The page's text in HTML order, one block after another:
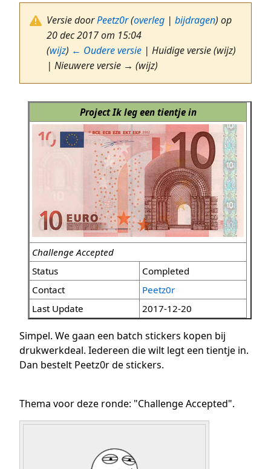
Versie doorPeetz0r(overleg | bijdragen) op
20 dec 2017 om 15:04
(wijz) ← Oudere versie | Huidige versie (wijz)
| Nieuwere versie → (wijz)
Project Ik leg een tientje in
Challenge Accepted
Status
Completed
Contact
Peetz0r
Last Update
2017-12-20
Simpel. We gaan een batch stickers kopen bij
drukwerkdeal. Iedereen die wilt legt een tientje in.
Dan bestelt Peetz0r de stickers.
Thema voor deze ronde: "Challenge Accepted".